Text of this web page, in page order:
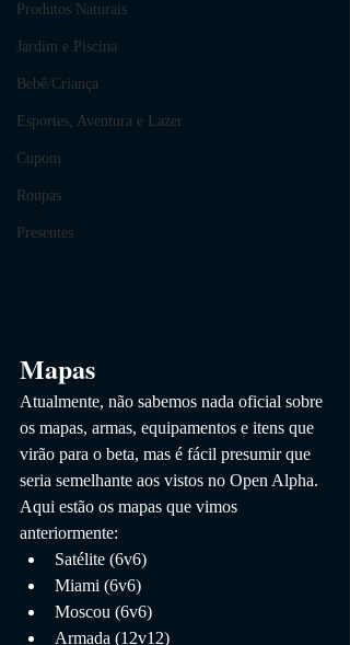
Produtos Naturais
Jardim e Piscina
Bebê/Criança
Esportes, Aventura e Lazer
Cupom
Roupas
Presentes
Mapas
Atualmente, não sabemos nada oficial sobre
os mapas, armas, equipamentos e itens que
virão para o beta, mas é fácil presumir que
seria semelhante aos vistos no Open Alpha.
Aqui estão os mapas que vimos
anteriormente:
Satélite (6v6)
Miami (6v6)
Moscou (6v6)
Armada (12v12)